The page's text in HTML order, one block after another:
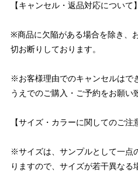
【キャンセル・返品対応について】
※商品に欠陥がある場合を除き、
切お断りしております。
※お客様理由でのキャンセルはで
うえでのご購入・ご予約をお願い
【サイズ・カラーに関してのご注
※サイズは、サンプルとして一点
りますので、サイズが若干異なる